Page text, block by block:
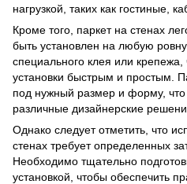
нагрузкой, таких как гостиные,
Кроме того, паркет на стенах
быть установлен на любую
специального клея или крепежа,
установки быстрым и простым.
под нужный размер и форму, что
различные дизайнерские
Однако следует отметить, что
стенах требует определенных
Необходимо тщательно
установкой, чтобы обеспечить